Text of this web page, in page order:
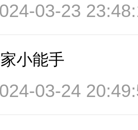
03-23
小能手
03-24